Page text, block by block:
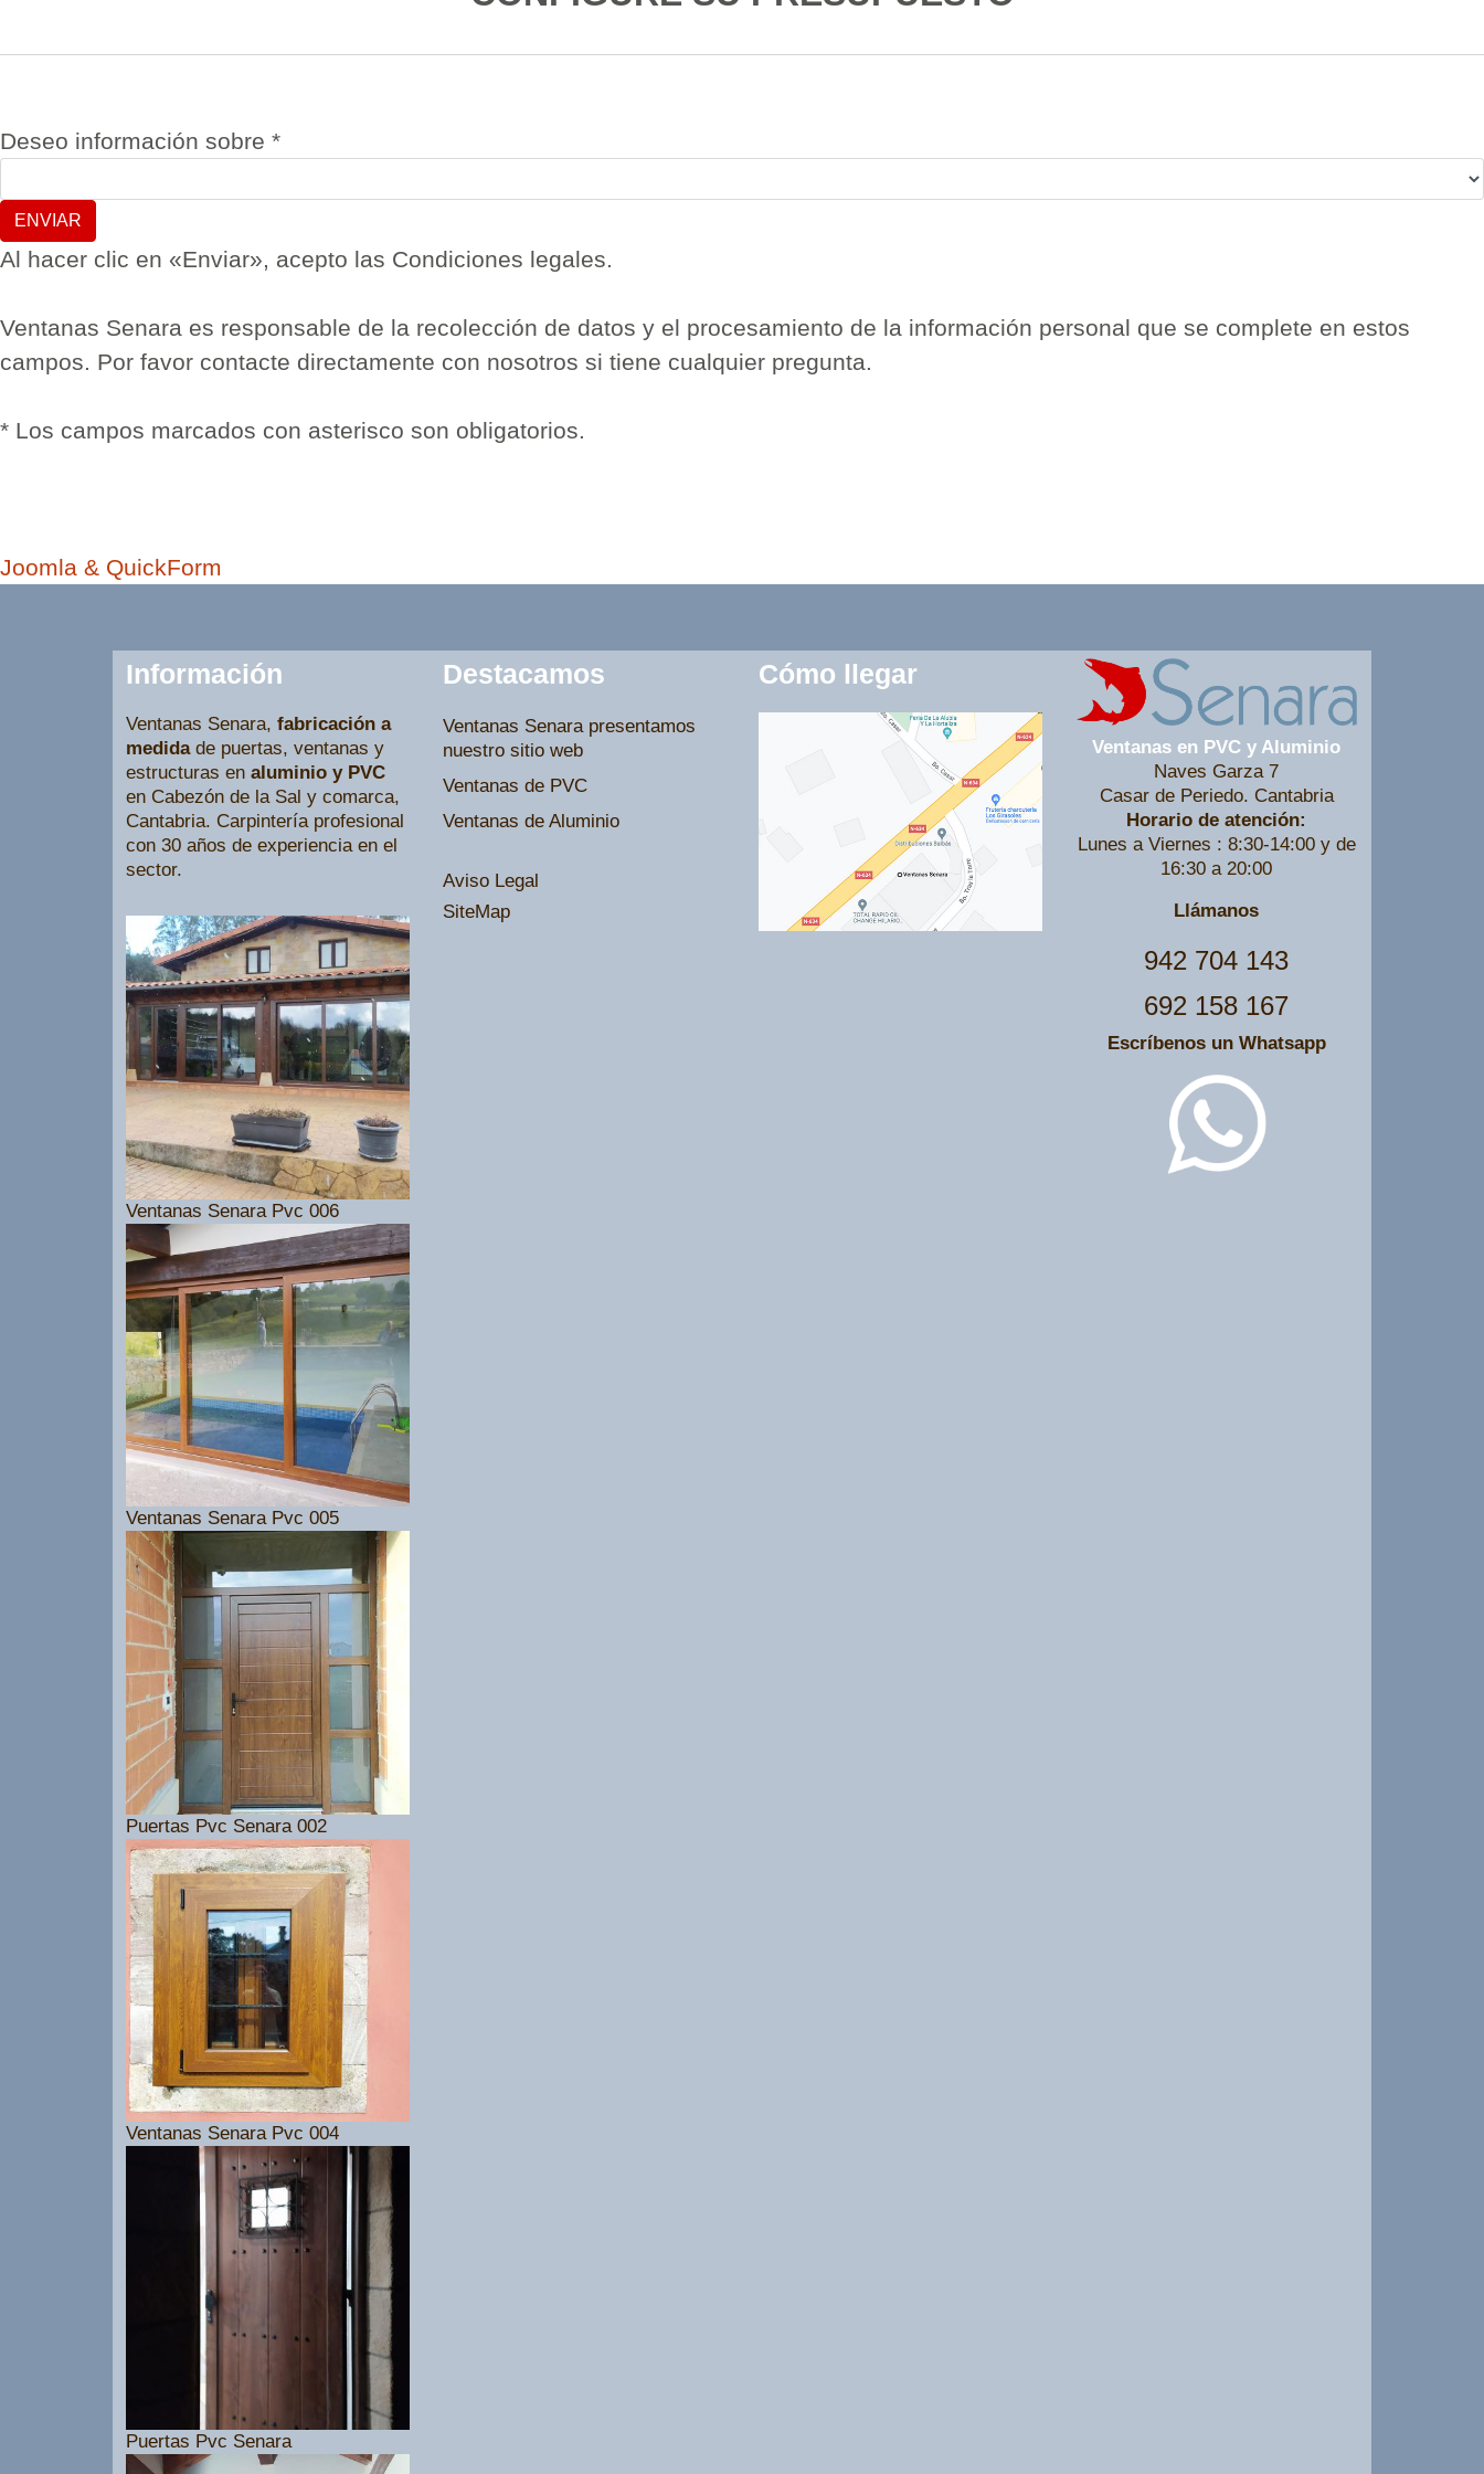
Deseo información sobre *
Al hacer clic en «Enviar», acepto las Condiciones legales.
Ventanas Senara es responsable de la recolección de datos y el procesamiento de la información personal que se complete en estos
campos. Por favor contacte directamente con nosotros si tiene cualquier pregunta.
* Los campos marcados con asterisco son obligatorios.
Joomla & QuickForm
Información
Ventanas Senara, fabricación a
medidade puertas, ventanas y
estructuras en aluminio y PVC
en Cabezón de la Sal y comarca,
Cantabria. Carpintería profesional
con 30 años de experiencia en el
sector.
Ventanas Senara Pvc 006
Ventanas Senara Pvc 005
Puertas Pvc Senara 002
Ventanas Senara Pvc 004
Puertas Pvc Senara
Destacamos
Ventanas Senara presentamos
nuestro sitio web
Ventanas de PVC
Ventanas de Aluminio
Aviso Legal
SiteMap
Cómo llegar
Ventanas en PVC y Aluminio
Naves Garza 7
Casar de Periedo. Cantabria
Horario de atención:
Lunes a Viernes : 8:30-14:00 y de
16:30 a 20:00
Llámanos
942 704 143
692 158 167
Escríbenos un Whatsapp